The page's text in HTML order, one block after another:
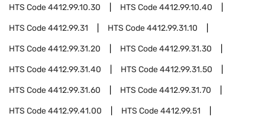
HTS Code4412.99.10.30 HTS Code4412.99.10.40
HTS Code4412.99.31 HTS Code4412.99.31.10
HTS Code4412.99.31.20 HTS Code4412.99.31.30
HTS Code4412.99.31.40 HTS Code4412.99.31.50
HTS Code4412.99.31.60 HTS Code4412.99.31.70
HTS Code4412.99.41.00 HTS Code4412.99.51